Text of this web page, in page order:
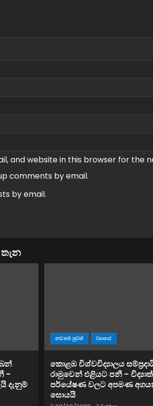
and website in this browser for the
comments by email.
by email.
–
දැනුම්
නවතම පුවත් ව්‍යාපාර
කොළඹ විශ්වවිද්‍යාලය
රාමුවෙන් එළියට පනී –
පර්යේෂණ වලට අපමණ
සොයයි